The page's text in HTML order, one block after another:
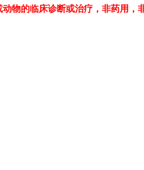
物的临床诊断或治疗，非药用，非